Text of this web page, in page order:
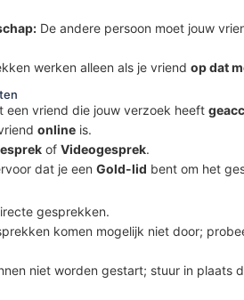
De andere persoon moet jouw
werken alleen als je vriend op dat
een vriend die jouw verzoek heeft
online is.
of Videogesprek.
dat je een Gold-lid bent om het
gesprekken.
komen mogelijk niet door;
niet worden gestart; stuur in plaats